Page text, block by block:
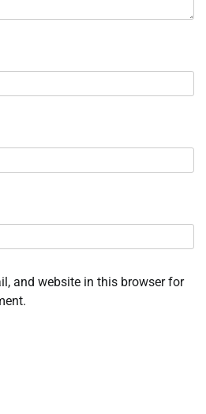
and website in this browser for